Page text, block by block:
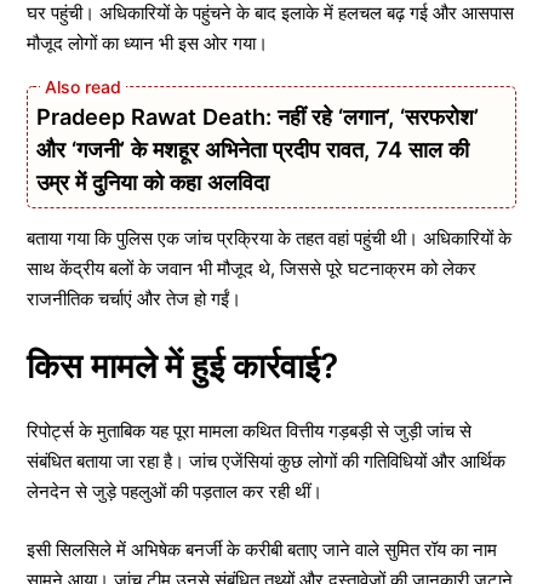
घर पहुंची। अधिकारियों के पहुंचने के बाद इलाके में हलचल बढ़ गई और आसपास
मौजूद लोगों का ध्यान भी इस ओर गया।
Pradeep Rawat Death: नहीं रहे ‘लगान’, ‘सरफरोश’
और ‘गजनी’ के मशहूर अभिनेता प्रदीप रावत, 74 साल की
उम्र में दुनिया को कहा अलविदा
बताया गया कि पुलिस एक जांच प्रक्रिया के तहत वहां पहुंची थी। अधिकारियों के
साथ केंद्रीय बलों के जवान भी मौजूद थे, जिससे पूरे घटनाक्रम को लेकर
राजनीतिक चर्चाएं और तेज हो गईं।
किस मामले में हुई कार्रवाई?
रिपोर्ट्स के मुताबिक यह पूरा मामला कथित वित्तीय गड़बड़ी से जुड़ी जांच से
संबंधित बताया जा रहा है। जांच एजेंसियां कुछ लोगों की गतिविधियों और आर्थिक
लेनदेन से जुड़े पहलुओं की पड़ताल कर रही थीं।
इसी सिलसिले में अभिषेक बनर्जी के करीबी बताए जाने वाले सुमित रॉय का नाम
सामने आया। जांच टीम उनसे संबंधित तथ्यों और दस्तावेजों की जानकारी जुटाने